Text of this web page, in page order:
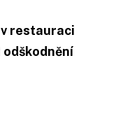
v restauraci